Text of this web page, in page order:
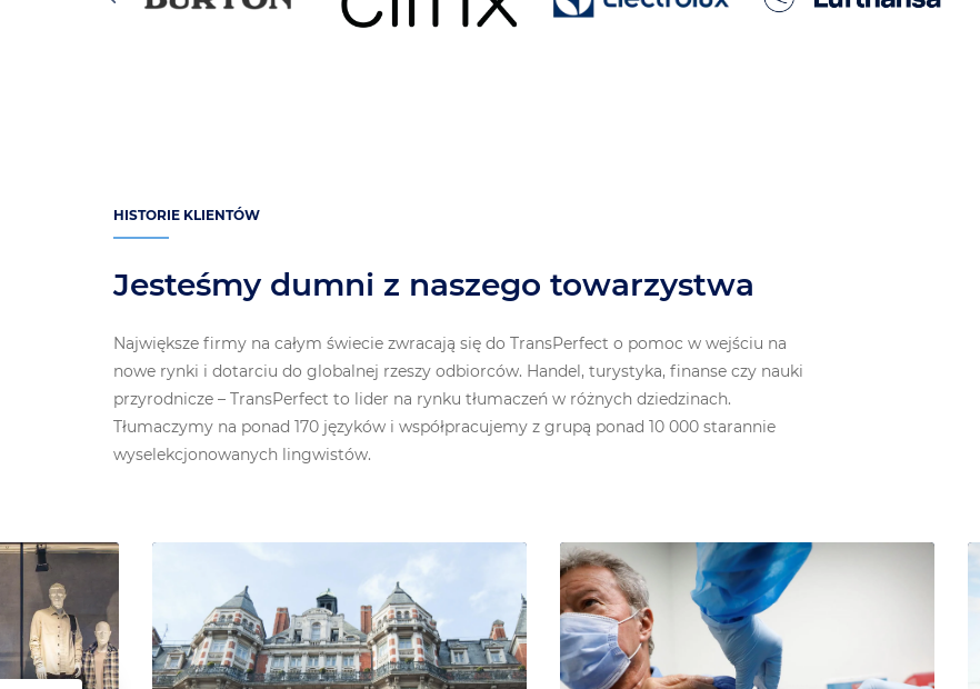
HISTORIE KLIENTÓW
Jesteśmy dumni z naszego towarzystwa
Największe firmy na całym świecie zwracają się do TransPerfect o pomoc w wejściu na
nowe rynki i dotarciu do globalnej rzeszy odbiorców. Handel, turystyka, finanse czy nauki
przyrodnicze – TransPerfect to lider na rynku tłumaczeń w różnych dziedzinach.
Tłumaczymy na ponad 170 języków i współpracujemy z grupą ponad 10 000 starannie
wyselekcjonowanych lingwistów.